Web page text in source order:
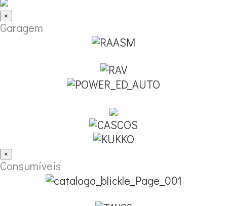
×
Garagem
×
Consumíveis